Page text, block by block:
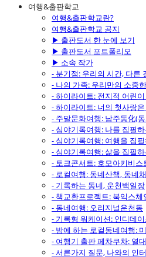
여행&출판학교
여행&출판학교란?
여행&출판학교 공지
▶ 출판도서 한 눈에 보기
▶ 출판도서 포트폴리오
▶ 소속 작가
- 분기점: 우리의 시간, 다른
- 나의 가족: 우리만의 소중
- 하이라이트: 전지적 어린
- 하이라이트: 너의 첫사랑
- 주말문화여행: 남주동化(
- 심야기록여행: 나를 집필
- 심야기록여행: 여행을 집
- 심야기록여행: 삶을 집필
- 토크콘서트: 호모아키비스
- 로컬여행: 동네산책, 동네
- 기록하는 동네, 운천백일장
- 책교환프로젝트: 북익스체
- 동네여행: 오리지널운천동
- 기록형 워케이션: 인디데
- 밤에 하는 로컬동네여행:
- 여행기 출판 페차쿠차: 열
- 서른가지 질문, 나와의 인